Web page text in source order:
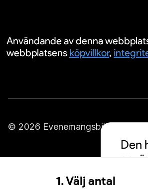
1. Välj antal
Användande av denna
webbplatsens köpvillkor,
© 2026 Evenemangsbiljetter.se
Den